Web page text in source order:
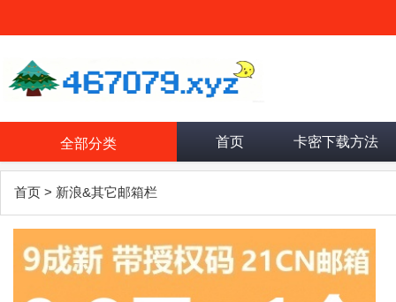
全部分类 首页 卡密下载方法
首页 > 新浪&其它邮箱栏